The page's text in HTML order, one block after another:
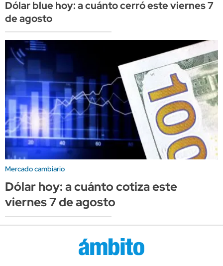
Dólar blue hoy: a cuánto cerró este viernes 7
de agosto
Mercado cambiario
Dólar hoy: a cuánto cotiza este
viernes 7 de agosto